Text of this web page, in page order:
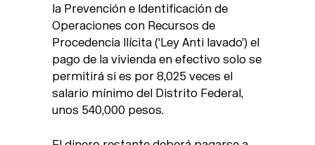
la Prevención e Identificación de
Operaciones con Recursos de
Procedencia Ilícita (‘Ley Anti lavado’) el
pago de la vivienda en efectivo solo se
permitirá si es por 8,025 veces el
salario mínimo del Distrito Federal,
unos 540,000 pesos.